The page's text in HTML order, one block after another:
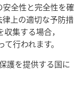
全性と完全性を確
上の適切な予防措
集する場合，
行われます。
護を提供する国に